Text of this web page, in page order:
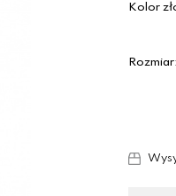
Kolor
Rozmiar: